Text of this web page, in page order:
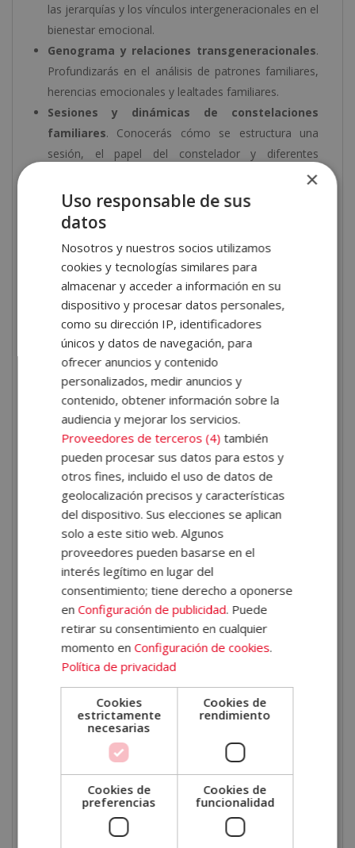
las jerarquías y los vínculos intergeneracionales en el
bienestar emocional.
Genograma y relaciones transgeneracionales.
Profundizarás en el análisis de patrones familiares,
herencias emocionales y lealtades familiares.
Sesiones y dinámicas de constelaciones
familiares. Conocerás cómo se estructura una
sesión, el papel del constelador y diferentes
Psicología holística y medicina tradicional
china . Estudiarás los principios fundamentales de la
medicina tradicional china.
Hipnosis, counseling y Gestalt
técnicas relacionadas con la comunicación
terapéutica, la escucha activa y el acompañamiento
emocional.
PNL, coaching y otras disciplinas
complementarias . Descubrirás herramientas de
programación neurolingüística, coaching, Reiki,
aromaterapia o EMDR.
Cada unidad contiene ejercicios de autoevaluación al
final para que puedas seguir tu progreso de manera
autónoma y consolidar los conocimientos adquiridos.
¿Qué aprenderás en este
máster?
A lo largo del máster aprenderás aidentificar
patrones familiaresy analizar cómo las relaciones
interpersonales pueden influir en el bienestar
emocional. También profundizarás en conceptos
como las lealtades familiares o los vínculos
transgeneracionales.
Además, adquirirás conocimientos sobre herramientas
y enfoques utilizados en terapias holísticas y de
desarrollo personal. Estudiarásmindfulness,
coaching, hipnosis, PNL, Gestalt o counseling
×
Uso responsable de sus
datos
Nosotros y nuestros socios utilizamos
cookies y tecnologías similares para
almacenar y acceder a información en su
dispositivo y procesar datos personales,
como su dirección IP, identificadores
únicos y datos de navegación, para
ofrecer anuncios y contenido
personalizados, medir anuncios y
contenido, obtener información sobre la
audiencia y mejorar los servicios.
Proveedores de terceros (4) también
pueden procesar sus datos para estos y
otros fines, incluido el uso de datos de
geolocalización precisos y características
del dispositivo. Sus elecciones se aplican
solo a este sitio web. Algunos
proveedores pueden basarse en el
interés legítimo en lugar del
consentimiento; tiene derecho a oponerse
enConfiguración de publicidad. Puede
retirar su consentimiento en cualquier
momento enConfiguración de cookies.
Política de privacidad
Cookies
estrictamente
necesarias
Cookies de
rendimiento
Cookies de
preferencias
Cookies de
funcionalidad